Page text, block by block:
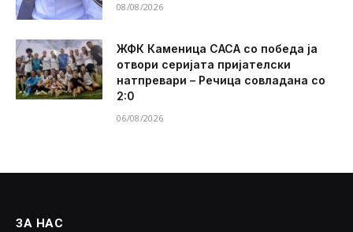
08/08/2026
ЖФК Каменица САСА со победа ја
отвори серијата пријателски
натпревари – Речица совладана со
2:0
06/08/2026
ЗА НАС